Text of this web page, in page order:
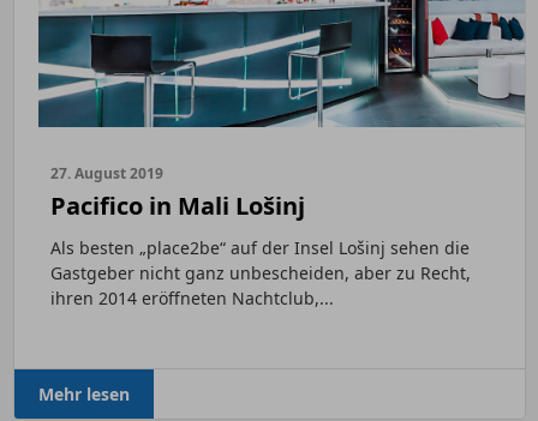
27. August 2019
Pacifico in Mali Lošinj
Als besten „place2be“ auf der Insel Lošinj sehen die
Gastgeber nicht ganz unbescheiden, aber zu Recht,
ihren 2014 eröffneten Nachtclub,...
Mehr lesen